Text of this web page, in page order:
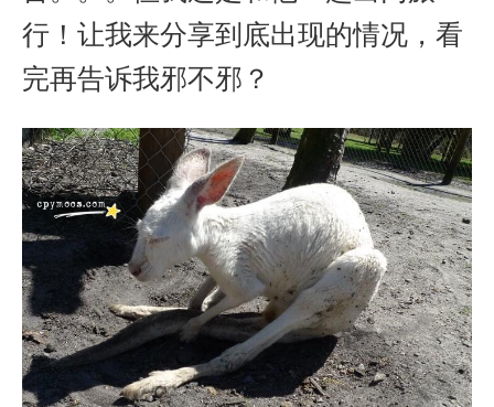
行！让我来分享到底出现的情况，看
完再告诉我邪不邪？